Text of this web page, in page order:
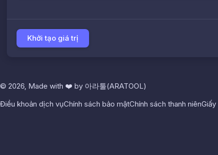
Khởi tạo giá trị
© 2026, Made with ❤️ by 아라툴(ARATOOL)
Điều khoản dịch vụChính sách bảo mậtChính sách thanh niên